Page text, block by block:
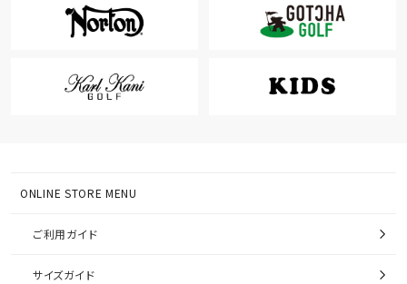
ONLINE STORE MENU
ご利用ガイド
サイズガイド